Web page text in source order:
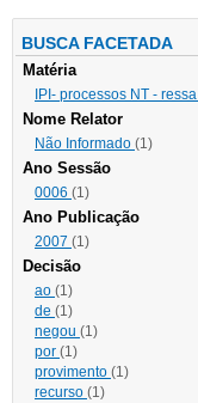
BUSCA FACETADA
Matéria
IPI- processos NT - ressa
Nome Relator
Não Informado (1)
Ano Sessão
0006 (1)
Ano Publicação
2007 (1)
Decisão
ao (1)
de (1)
negou (1)
por (1)
provimento (1)
recurso (1)